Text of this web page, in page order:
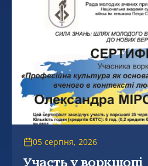
05 серпня, 2026
Участь у воркшопі